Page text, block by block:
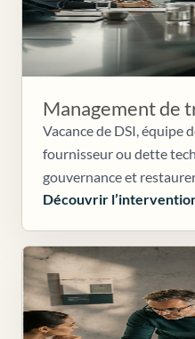
Management de
Vacance de DSI, équipe
fournisseur ou dette
gouvernance et
Découvrir